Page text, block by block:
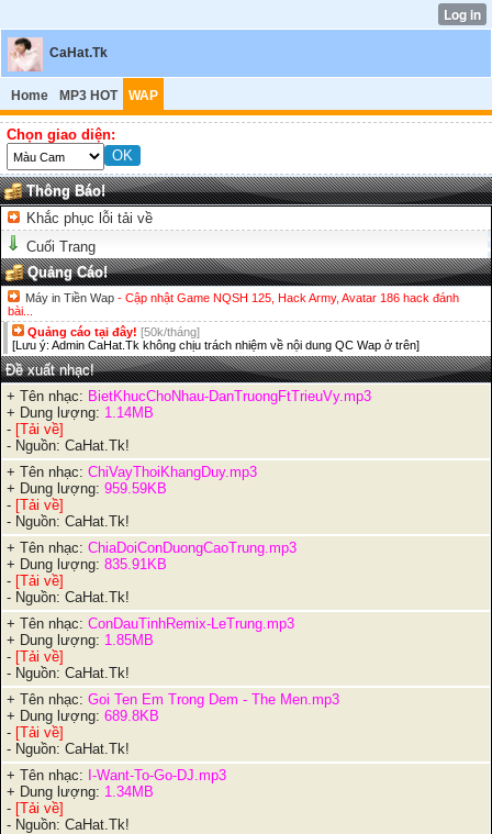
CaHat.Tk
Home MP3 HOT WAP
Chọn giao diện:
Thông Báo!
Khắc phục lỗi tải về
Cuối Trang
Quảng Cáo!
Máy in Tiền Wap - Cập nhật Game NQSH 125, Hack Army, Avatar 186 hack đánh
bài...
Quảng cáo tại đây! [50k/tháng]
[Lưu ý: Admin CaHat.Tk không chịu trách nhiệm về nội dung QC Wap ở trên]
Đề xuất nhạc!
+ Tên nhạc: BietKhucChoNhau-DanTruongFtTrieuVy.mp3
+ Dung lượng: 1.14MB
- [Tải về]
- Nguồn: CaHat.Tk!
+ Tên nhạc: ChiVayThoiKhangDuy.mp3
+ Dung lượng: 959.59KB
- [Tải về]
- Nguồn: CaHat.Tk!
+ Tên nhạc: ChiaDoiConDuongCaoTrung.mp3
+ Dung lượng: 835.91KB
- [Tải về]
- Nguồn: CaHat.Tk!
+ Tên nhạc: ConDauTinhRemix-LeTrung.mp3
+ Dung lượng: 1.85MB
- [Tải về]
- Nguồn: CaHat.Tk!
+ Tên nhạc: Goi Ten Em Trong Dem - The Men.mp3
+ Dung lượng: 689.8KB
- [Tải về]
- Nguồn: CaHat.Tk!
+ Tên nhạc: I-Want-To-Go-DJ.mp3
+ Dung lượng: 1.34MB
- [Tải về]
- Nguồn: CaHat.Tk!